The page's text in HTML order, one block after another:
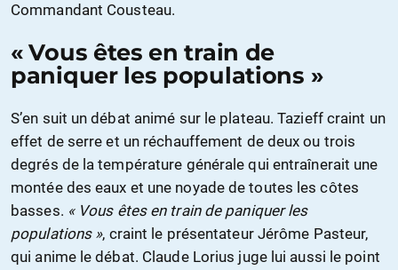
Commandant Cousteau.
« Vous êtes en train de
paniquer les populations »
S’en suit un débat animé sur le plateau. Tazieff craint un
effet de serre et un réchauffement de deux ou trois
degrés de la température générale qui entraînerait une
montée des eaux et une noyade de toutes les côtes
basses. « Vous êtes en train de paniquer les
populations », craint le présentateur Jérôme Pasteur,
qui anime le débat. Claude Lorius juge lui aussi le point